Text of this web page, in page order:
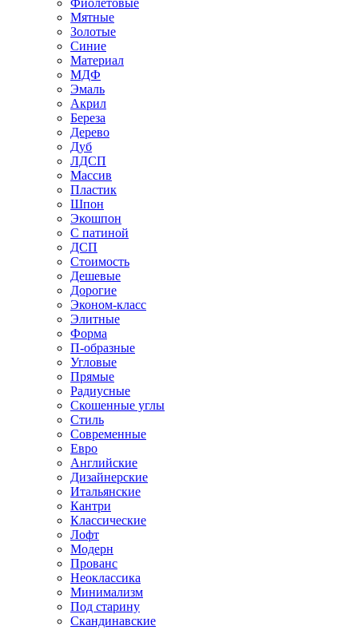
Фиолетовые
Мятные
Золотые
Синие
Материал
МДФ
Эмаль
Акрил
Береза
Дерево
Дуб
ЛДСП
Массив
Пластик
Шпон
Экошпон
С патиной
ДСП
Стоимость
Дешевые
Дорогие
Эконом-класс
Элитные
Форма
П-образные
Угловые
Прямые
Радиусные
Скошенные углы
Стиль
Современные
Евро
Английские
Дизайнерские
Итальянские
Кантри
Классические
Лофт
Модерн
Прованс
Неоклассика
Минимализм
Под старину
Скандинавские